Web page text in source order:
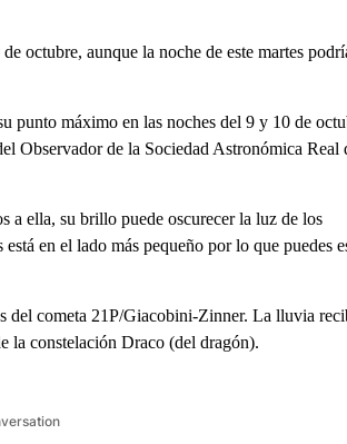
octubre, aunque la noche de este martes
punto máximo en las noches del 9 y 10 de
Observador de la Sociedad Astronómica Real
a ella, su brillo puede oscurecer la luz de los
en el lado más pequeño por lo que puedes
del cometa 21P/Giacobini-Zinner. La lluvia
la constelación Draco (del dragón).